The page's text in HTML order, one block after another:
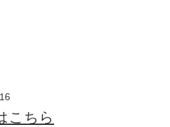
こちら